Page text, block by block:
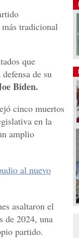
tradicional
que
de su
Biden.
cinco muertos
en la
amplio
al nuevo
asaltaron el
de 2024, una
partido.